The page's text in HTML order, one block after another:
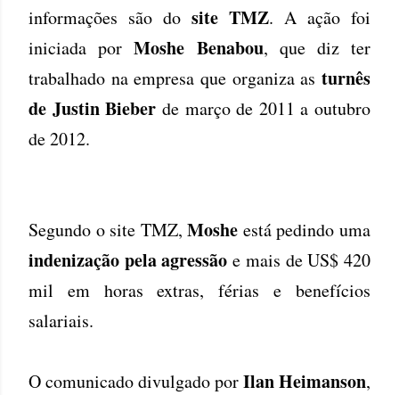
informações são do site TMZ. A ação foi
iniciada porMoshe Benabou, que diz ter
trabalhado na empresa que organiza as turnês
de Justin Bieber de março de 2011 a outubro
de 2012.
Segundo o site TMZ,Moshe está pedindo uma
indenização pela agressão e mais de US$ 420
mil em horas extras, férias e benefícios
salariais.
O comunicado divulgado porIlan Heimanson,